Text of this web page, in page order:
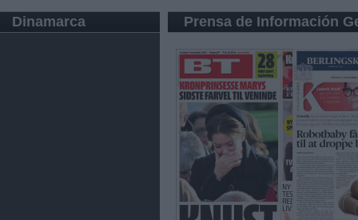
Dinamarca Prensa de Información